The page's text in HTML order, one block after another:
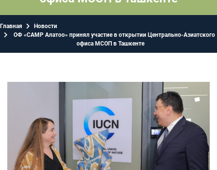
Главная
Новости
ОФ «САМР Алатоо» принял участие в открытии Центрально-Азиатского
офиса МСОП в Ташкенте